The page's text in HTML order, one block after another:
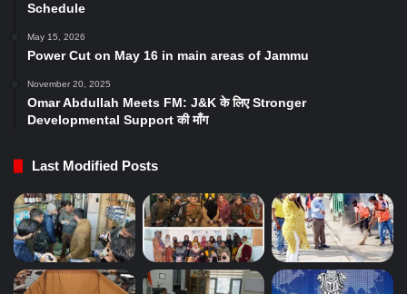
Schedule
May 15, 2026
Power Cut on May 16 in main areas of Jammu
November 20, 2025
Omar Abdullah Meets FM: J&K के लिए Stronger
Developmental Support की माँग
Last Modified Posts